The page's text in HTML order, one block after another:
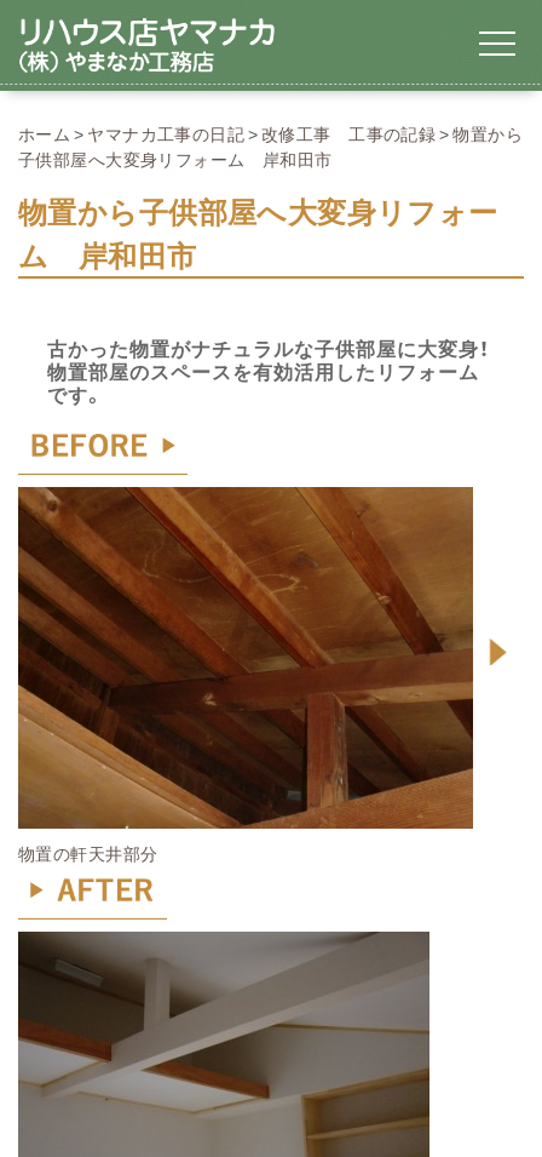
ホーム ヤマナカ工事の日記 改修工事 工事の記録
物置から
子供部屋へ大変身リフォーム 岸和田市
物置から子供部屋へ大変身リフォー
ム 岸和田市
古かった物置がナチュラルな子供部屋に大変身！
物置部屋のスペースを有効活用したリフォーム
です。
物置の軒天井部分